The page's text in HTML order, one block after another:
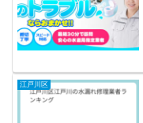
江戸川区